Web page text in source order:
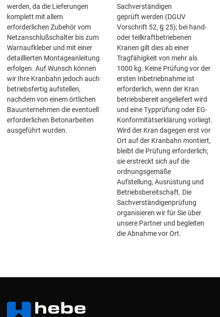
werden, da die Lieferungen
komplett mit allem
erforderlichen Zubehör vom
Netzanschlußschalter bis zum
Warnaufkleber und mit einer
detaillierten Montageanleitung
erfolgen. Auf Wunsch können
wir Ihre Kranbahn jedoch auch
betriebsfertig aufstellen,
nachdem von einem örtlichen
Bauunternehmen die eventuell
erforderlichen Betonarbeiten
ausgeführt wurden.
Sachverständigen
geprüft werden (DGUV
Vorschrift 52, § 25); bei hand-
oder teilkraftbetriebenen
Kranen gilt dies ab einer
Tragfähigkeit von mehr als
1000 kg. Keine Prüfung vor der
ersten Inbetriebnahme ist
erforderlich, wenn der Kran
betriebsbereit angeliefert wird
und eine Typprüfung oder EG-
Konformitätserklärung vorliegt.
Wird der Kran dagegen erst vor
Ort auf der Kranbahn montiert,
bleibt die Prüfung erforderlich;
sie erstreckt sich auf die
ordnungsgemäße
Aufstellung, Ausrüstung und
Betriebsbereitschaft. Die
Sachverständigenprüfung
organisieren wir für Sie über
unsere Partner und begleiten
die Abnahme vor Ort.